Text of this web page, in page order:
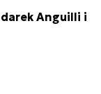
Anguilli i